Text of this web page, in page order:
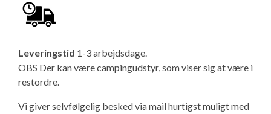
Leveringstid 1-3 arbejdsdage.
OBS Der kan være campingudstyr, som viser sig at være i
restordre.
Vi giver selvfølgelig besked via mail hurtigst muligt med